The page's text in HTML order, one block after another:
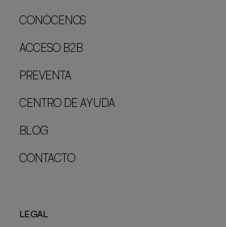
CONÓCENOS
ACCESO B2B
PREVENTA
CENTRO DE AYUDA
BLOG
CONTACTO
LEGAL